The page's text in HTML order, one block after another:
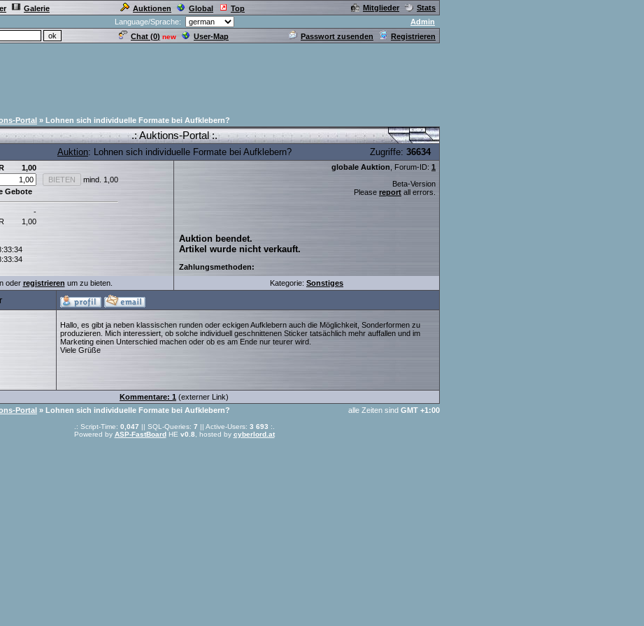
Galerie Auktionen Global Top Mitglieder
Stats
Language/Sprache:
Admin
Chat (0) new User-Map Passwort zusenden Registrieren
Portal » Lohnen sich individuelle Formate bei Aufklebern?
.: Auktions-Portal :.
Auktion: Lohnen sich individuelle Formate bei Aufklebern? Zugriffe: 36634
1,00
mind. 1,00
Gebote
-
1,00
globale Auktion , Forum-ID: 1
Beta-Version
Please report all errors.
Auktion beendet.
Artikel wurde nicht verkauft.
Zahlungsmethoden:
oder registrieren um zu bieten. Kategorie: Sonstiges
Hallo, es gibt ja neben klassischen runden oder eckigen Aufklebern auch die Möglichkeit, Sonderformen zu
produzieren. Mich interessiert, ob solche individuell geschnittenen Sticker tatsächlich mehr auffallen und im
Marketing einen Unterschied machen oder ob es am Ende nur teurer wird.
Viele Grüße
Kommentare: 1 (externer Link)
Portal » Lohnen sich individuelle Formate bei Aufklebern? alle Zeiten sind GMT +1:00
.: Script-Time: 0,047 || SQL-Queries: 7 || Active-Users: 3 693 :.
Powered by ASP-FastBoardHE v0.8 , hosted by cyberlord.at